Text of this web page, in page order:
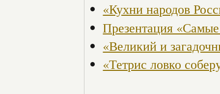
«Кухни народов
Презентация
«Великий и
«Тетрис ловко